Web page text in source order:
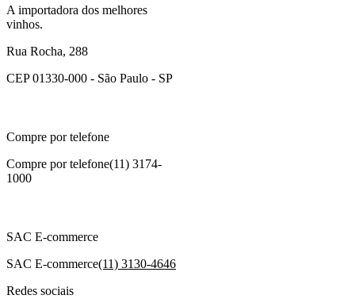
A importadora dos melhores
vinhos.
Rua Rocha, 288
CEP 01330-000 - São Paulo - SP
Compre por telefone
Compre por telefone(11) 3174-
1000
SAC E-commerce
SAC E-commerce(11) 3130-4646
Redes sociais